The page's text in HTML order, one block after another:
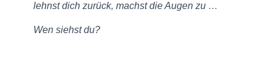
lehnst dich zurück, machst die Augen zu …
Wen siehst du?